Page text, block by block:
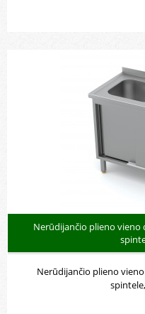
Nerūdijančio plieno vieno
Nerūdijančio plieno